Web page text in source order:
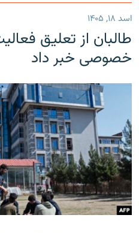
اسد ۱۸, ۱۴۰۵
خصوصی خبر داد